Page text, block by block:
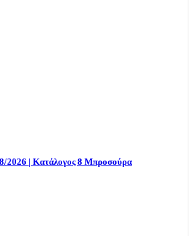
2026 | Κατάλογος 8 Μπροσούρα